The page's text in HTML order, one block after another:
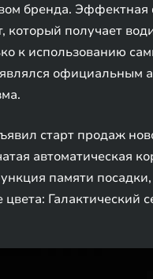
бренда.
который получает
к использованию
официальным
старт продаж
автоматическая
памяти
Галактический